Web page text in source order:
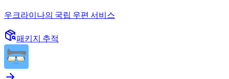
우크라이나의 국립 우편 서비스
패키지 추적